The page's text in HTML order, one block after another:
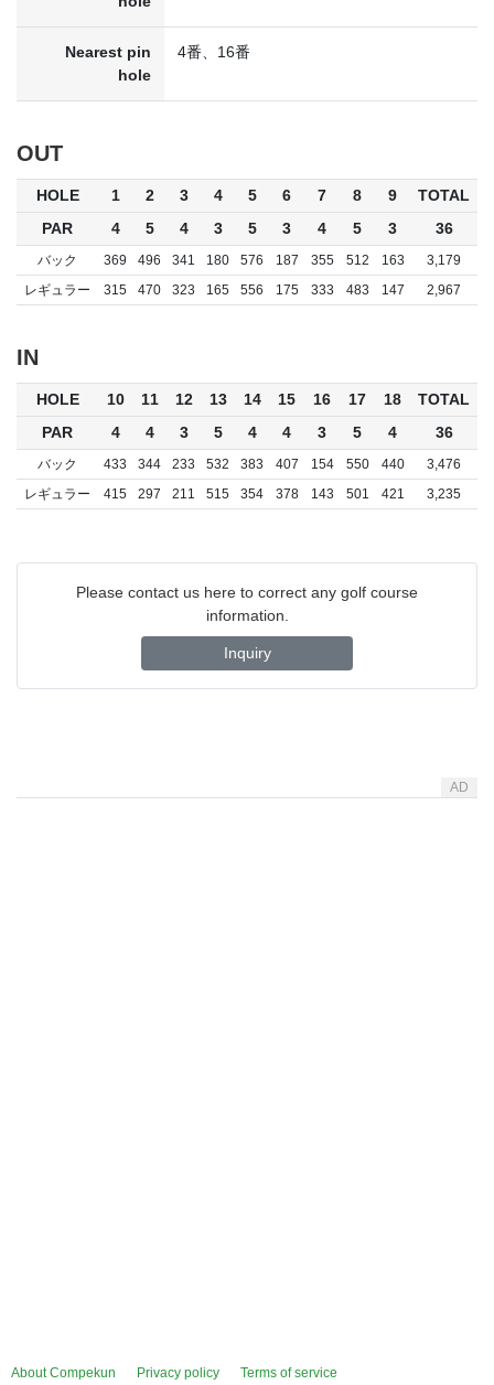
Nearest pin
hole
4番、16番
OUT
HOLE 1 2 3 4 5 6 7 8 9
TOTAL
PAR
4 5 4 3 5 3 4 5 3 36
バック 369 496 341 180 576 187 355 512 163
3,179
レギュラー
315 470 323 165 556 175 333 483 147 2,967
IN
HOLE 10 11 12 13 14 15 16 17 18
TOTAL
PAR
4 4 3 5 4 4 3 5 4 36
バック 433 344 233 532 383 407 154 550 440
3,476
レギュラー
415 297 211 515 354 378 143 501 421 3,235
Please contact us here to correct any golf course
information.
Inquiry
AD
About Compekun Privacy policy Terms of service